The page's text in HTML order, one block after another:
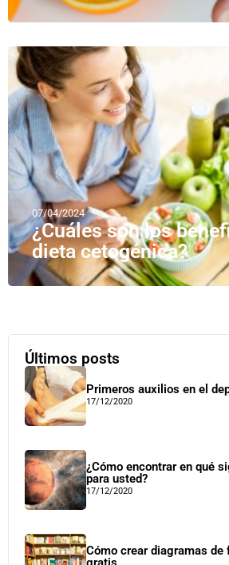
07/04/2024
¿Cuáles son los
dieta cetogénica?
Últimos posts
Primeros auxilios en el
17/12/2020
¿Cómo encontrar en qué
para usted?
17/12/2020
Cómo crear diagramas de